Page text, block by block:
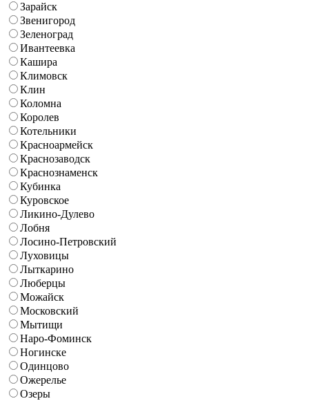
Зарайск
Звенигород
Зеленоград
Ивантеевка
Кашира
Климовск
Клин
Коломна
Королев
Котельники
Красноармейск
Краснозаводск
Краснознаменск
Кубинка
Куровское
Ликино-Дулево
Лобня
Лосино-Петровский
Луховицы
Лыткарино
Люберцы
Можайск
Московский
Мытищи
Наро-Фоминск
Ногинске
Одинцово
Ожерелье
Озеры